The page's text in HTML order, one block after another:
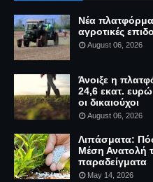
Νέα
αγροτικές
August 06, 2026
Άνοιξε η
24,6 εκατ.
οι δικαιούχοι
August 06, 2026
Λιπάσματα:
Μέση Ανατολή
παραδείγματα
May 14, 2026